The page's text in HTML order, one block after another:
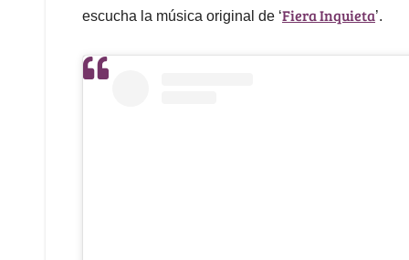
escucha la música original de ‘Fiera Inquieta’.